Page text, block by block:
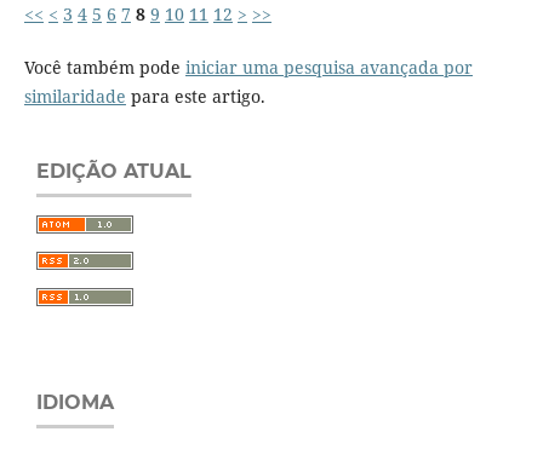
<< < 3 4 5 6 7 8 9 10 11 12 > >>
Você também pode iniciar uma pesquisa avançada por
similaridade para este artigo.
EDIÇÃO ATUAL
IDIOMA